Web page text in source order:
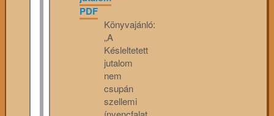
PDF
Könyvajánló:
„A
Késleltetett
jutalom
nem
csupán
szellemi